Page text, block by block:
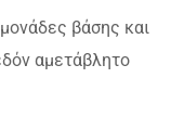
βάσης και
αμετάβλητο